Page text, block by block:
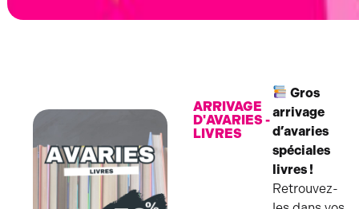
ARRIVAGE
D'AVARIES -
LIVRES
Gros
arrivage
d’avaries
spéciales
livres !
Retrouvez-